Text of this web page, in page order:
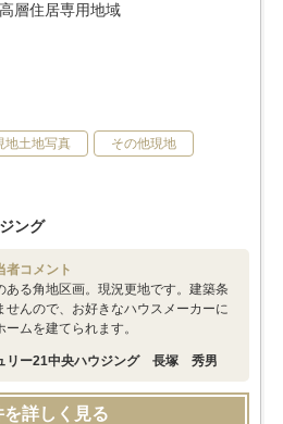
層住居専用地域
地土地写真 その他現地
ング
者コメント
ある角地区画。現況更地です。建築条
せんので、お好きなハウスメーカーに
ームを建てられます。
リー21中央ハウジング 長塚 秀男
を詳しく見る